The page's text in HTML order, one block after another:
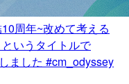
周年~改めて考える
いうタイトルで
ました #cm_odyssey